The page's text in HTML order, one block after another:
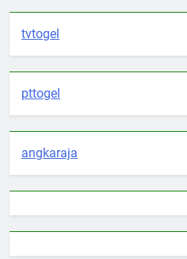
tvtogel
pttogel
angkaraja